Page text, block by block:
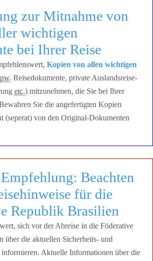
zur Mitnahme von
wichtigen
bei Ihrer Reise
Kopien von allen wichtigen
Reisedokumente, private Auslandsreise-
etc.) mitzunehmen, die Sie bei Ihrer
Sie die angefertigten Kopien
(seperat) von den Original-Dokumenten
Beachten
für die
Republik Brasilien
sich vor der Abreise in die Föderative
über die aktuellen Sicherheits- und
Aktuelle Informationen über die